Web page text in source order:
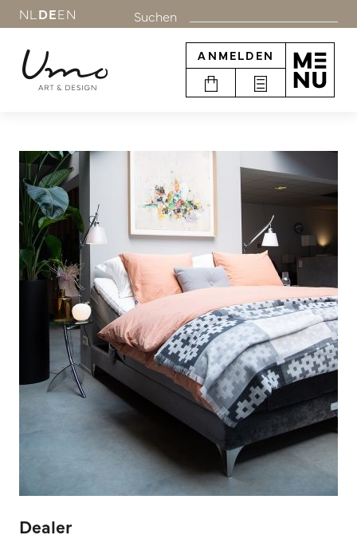
NL DEEN Suchen
ANMELDEN
Dealer